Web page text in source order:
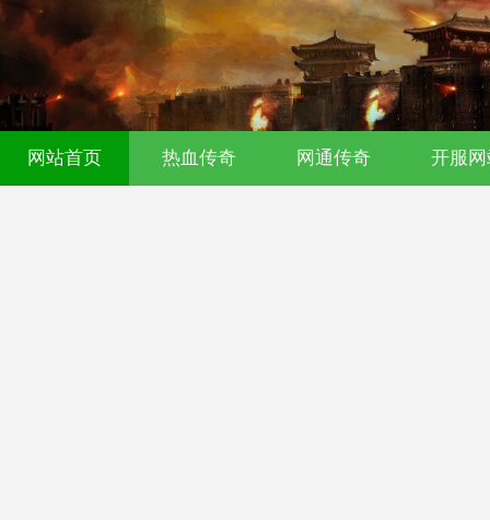
传奇发布网｜今日新开0氪传奇｜176
网站首页 热血传奇 网通传奇 开服